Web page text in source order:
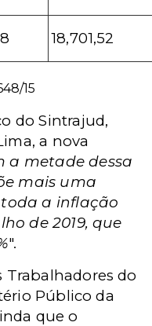
18,701,52
15
do Sintrajud,
a nova
a metade dessa
mais uma
a inflação
de 2019, que
".
Trabalhadores do
Público da
que o